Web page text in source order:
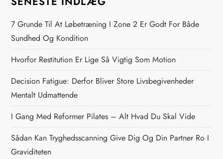
s
n
a
v
i
g
a
7 Grunde Til At Løbetræning I Zone 2 Er Godt For Både
Sundhed Og Kondition
Hvorfor Restitution Er Lige Så Vigtig Som Motion
Decision Fatigue: Derfor Bliver Store Livsbegivenheder
Mentalt Udmattende
I Gang Med Reformer Pilates – Alt Hvad Du Skal Vide
Sådan Kan Tryghedsscanning Give Dig Og Din Partner Ro I
Graviditeten